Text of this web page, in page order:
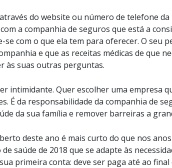
do website ou número de telefone da
a companhia de seguros que está a
com o que ela tem para oferecer. O seu
e que as receitas médicas de que
às suas outras perguntas.
intimidante. Quer escolher uma empresa
É da responsabilidade da companhia de
da sua família e remover barreiras a
deste ano é mais curto do que nos
saúde de 2018 que se adapte às
primeira conta: deve ser paga até ao final